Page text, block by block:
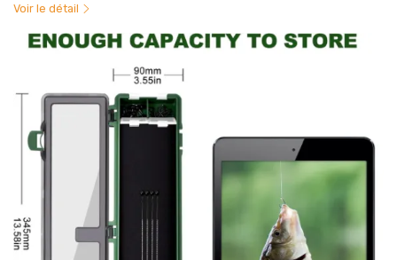
Voir le détail